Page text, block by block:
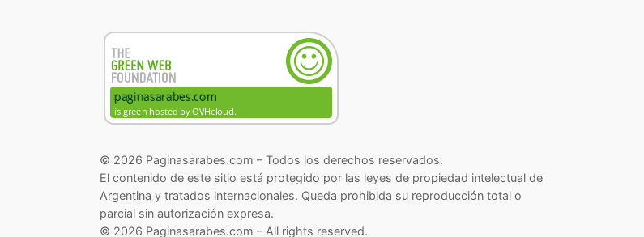
© 2026 Paginasarabes.com – Todos los derechos reservados.
El contenido de este sitio está protegido por las leyes de propiedad intelectual de
Argentina y tratados internacionales. Queda prohibida su reproducción total o
parcial sin autorización expresa.
© 2026 Paginasarabes.com – All rights reserved.